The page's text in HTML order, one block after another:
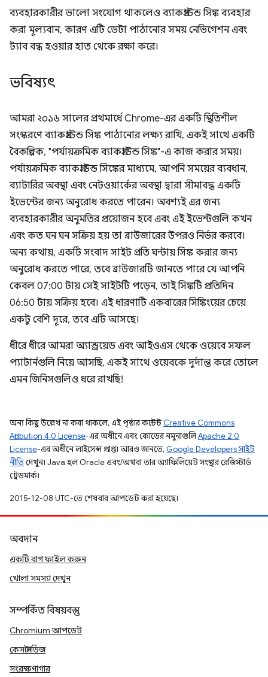
ব্যবহারকারীর ভালো সংযোগ থাকলেও ব্যাকগ্রাউন্ড সিঙ্ক ব্যবহার
করা মূল্যবান, কারণ এটি ডেটা পাঠানোর সময় নেভিগেশন এবং
ট্যাব বন্ধ হওয়ার হাত থেকে রক্ষা করে।
ভবিষ্যৎ
আমরা ২০১৬ সালের প্রথমার্ধে Chrome-এর একটি স্থিতিশীল
সংস্করণে ব্যাকগ্রাউন্ড সিঙ্ক পাঠানোর লক্ষ্য রাখি, একই সাথে একটি
বৈকল্পিক, "পর্যায়ক্রমিক ব্যাকগ্রাউন্ড সিঙ্ক"-এ কাজ করার সময়।
পর্যায়ক্রমিক ব্যাকগ্রাউন্ড সিঙ্কের মাধ্যমে, আপনি সময়ের ব্যবধান,
ব্যাটারির অবস্থা এবং নেটওয়ার্কের অবস্থা দ্বারা সীমাবদ্ধ একটি
ইভেন্টের জন্য অনুরোধ করতে পারেন। অবশ্যই এর জন্য
ব্যবহারকারীর অনুমতির প্রয়োজন হবে এবং এই ইভেন্টগুলি কখন
এবং কত ঘন ঘন সক্রিয় হয় তা ব্রাউজারের উপরও নির্ভর করবে।
অন্য কথায়, একটি সংবাদ সাইট প্রতি ঘন্টায় সিঙ্ক করার জন্য
অনুরোধ করতে পারে, তবে ব্রাউজারটি জানতে পারে যে আপনি
কেবল 07:00 টায় সেই সাইটটি পড়েন, তাই সিঙ্কটি প্রতিদিন
06:50 টায় সক্রিয় হবে। এই ধারণাটি একবারের সিঙ্কিংয়ের চেয়ে
একটু বেশি দূরে, তবে এটি আসছে।
ধীরে ধীরে আমরা অ্যান্ড্রয়েড এবং আইওএস থেকে ওয়েবে সফল
প্যাটার্নগুলি নিয়ে আসছি, একই সাথে ওয়েবকে দুর্দান্ত করে তোলে
এমন জিনিসগুলিও ধরে রাখছি!
অন্য কিছু উল্লেখ না করা থাকলে, এই পৃষ্ঠার কন্টেন্ট Creative Commons
Attribution 4.0 License-এর অধীনে এবং কোডের নমুনাগুলিApache 2.0
License-এর অধীনে লাইসেন্স প্রাপ্ত। আরও জানতে, Google Developers সাইট
নীতিদেখুন। Java হল Oracle এবং/অথবা তার অ্যাফিলিয়েট সংস্থার রেজিস্টার্ড
ট্রেডমার্ক।
2015-12-08 UTC-তে শেষবার আপডেট করা হয়েছে।
অবদান
একটি বাগ ফাইল করুন
খোলা সমস্যা দেখুন
সম্পর্কিত বিষয়বস্তু
Chromium আপডেট
কেস স্টাডিজ
সংরক্ষণাগার